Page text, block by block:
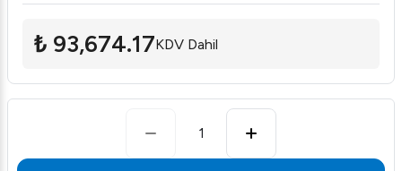
₺ 93,674.17KDV Dahil
1